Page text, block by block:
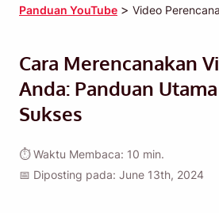
Panduan YouTube > Video
Cara Merencanakan
Anda: Panduan
Sukses
⏱ Waktu Membaca: 10 min.
📅 Diposting pada: June 13th, 2024